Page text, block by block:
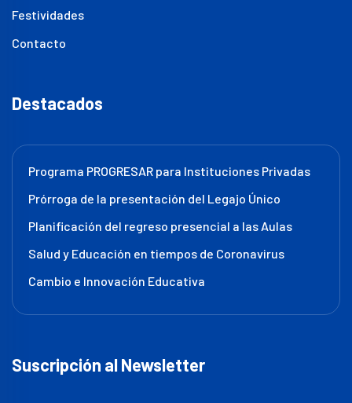
Festividades
Contacto
Destacados
Programa PROGRESAR para Instituciones Privadas
Prórroga de la presentación del Legajo Único
Planificación del regreso presencial a las Aulas
Salud y Educación en tiempos de Coronavirus
Cambio e Innovación Educativa
Suscripción al Newsletter